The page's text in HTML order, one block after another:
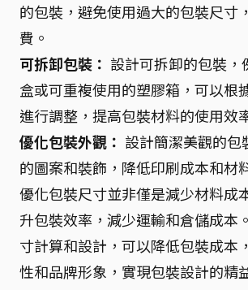
的包裝，避免使用過大的包裝尺寸
費。
可拆卸包裝： 設計可拆卸的包裝，
盒或可重複使用的塑膠箱，可以根
進行調整，提高包裝材料的使用效
優化包裝外觀： 設計簡潔美觀的包
的圖案和裝飾，降低印刷成本和材
優化包裝尺寸並非僅是減少材料成
升包裝效率，減少運輸和倉儲成本
寸計算和設計，可以降低包裝成本
性和品牌形象，實現包裝設計的精